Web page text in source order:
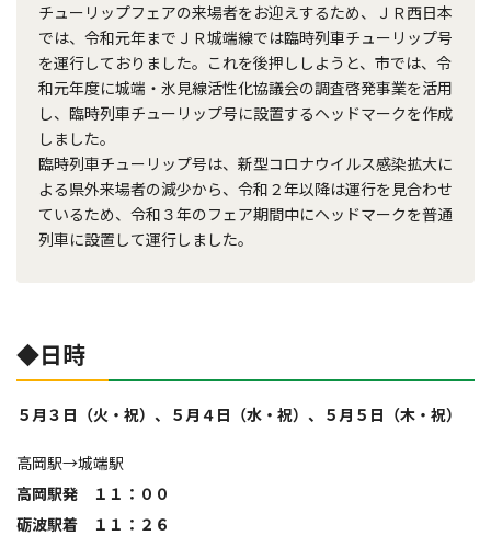
チューリップフェアの来場者をお迎えするため、ＪＲ西日本
では、令和元年までＪＲ城端線では臨時列車チューリップ号
を運行しておりました。これを後押ししようと、市では、令
和元年度に城端・氷見線活性化協議会の調査啓発事業を活用
し、臨時列車チューリップ号に設置するヘッドマークを作成
しました。
臨時列車チューリップ号は、新型コロナウイルス感染拡大に
よる県外来場者の減少から、令和２年以降は運行を見合わせ
ているため、令和３年のフェア期間中にヘッドマークを普通
列車に設置して運行しました。
◆日時
５月３日（火・祝）、 ５月４日（水・祝）、 ５月５日（木・祝）
高岡駅→城端駅
高岡駅発 １１：００
砺波駅着 １１：２６